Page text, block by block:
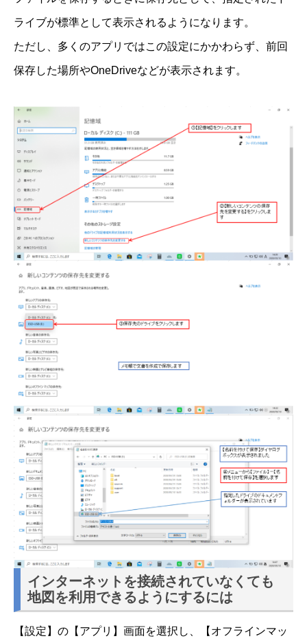
ライブが標準として表示されるようになります。
ただし、多くのアプリではこの設定にかかわらず、前回
保存した場所やOneDriveなどが表示されます。
インターネットを接続されていなくても
地図を利用できるようにするには
【設定】の【アプリ】画面を選択し、【オフラインマッ